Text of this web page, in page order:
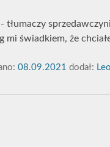
tłumaczy
mi świadkiem, że
08.09.2021 dodał: